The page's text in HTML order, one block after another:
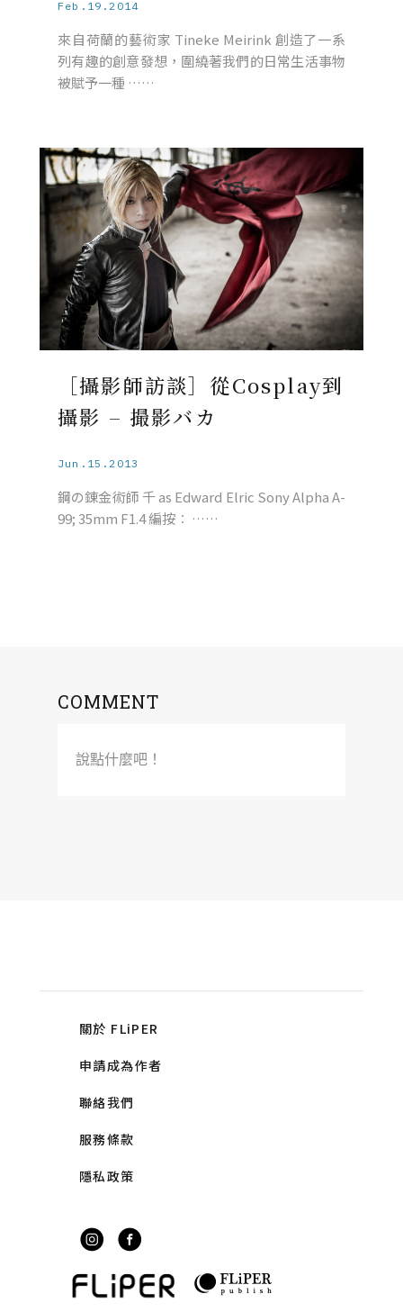
Feb.19.2014
來自荷蘭的藝術家 Tineke Meirink 創造了一系
列有趣的創意發想，圍繞著我們的日常生活事物
被賦予一種 ……
［攝影師訪談］從Cosplay到
攝影 – 撮影バカ
Jun.15.2013
鋼の錬金術師 千 as Edward Elric Sony Alpha A-
99; 35mm F1.4 編按︰ ……
COMMENT
說點什麼吧！
關於 FLiPER
申請成為作者
聯絡我們
服務條款
隱私政策